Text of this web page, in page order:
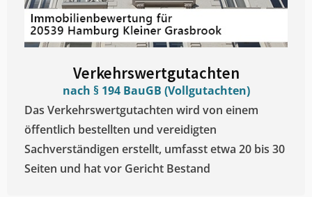
Verkehrswertgutachten
nach § 194 BauGB (Vollgutachten)
Das Verkehrswertgutachten wird von einem
öffentlich bestellten und vereidigten
Sachverständigen erstellt, umfasst etwa 20 bis 30
Seiten und hat vor Gericht Bestand